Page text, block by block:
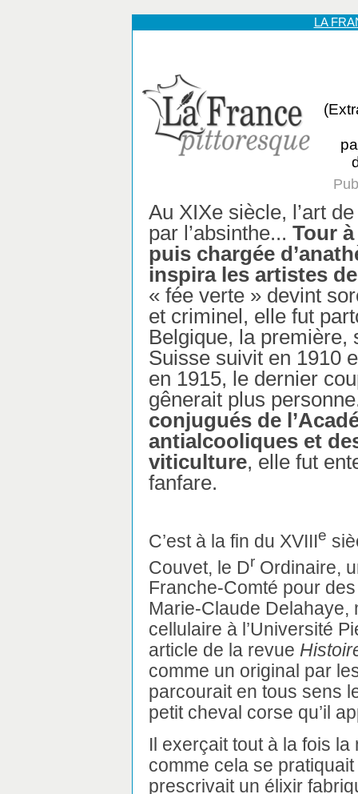
LA
Au XIXe siècle, l’art
par l’absinthe... Tour
puis chargée
inspira les artistes
« fée verte » devint
et criminel, elle fut
Belgique, la première,
Suisse suivit en 1910
en 1915, le dernier
gênerait plus
conjugués de
antialcooliques et
viticulture, elle fut
fanfare.
C’est à la fin du XVIIIe
Couvet, le Dr Ordinaire,
Franche-Comté pour
Marie-Claude
cellulaire à l’Université
article de la revue
comme un original par
parcourait en tous sens
petit cheval corse qu’il
Il exerçait tout à la fois
comme cela se
prescrivait un élixir